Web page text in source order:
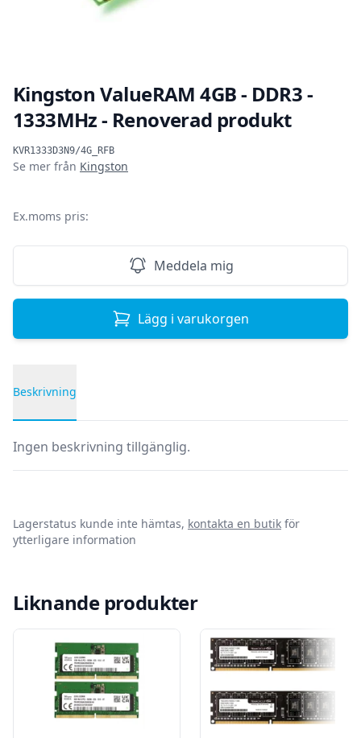
Kingston ValueRAM 4GB - DDR3 -
1333MHz - Renoverad produkt
KVR1333D3N9/4G_RFB
Produktinformation
Se mer från Kingston
Ex.moms pris:
Meddela mig
Lägg i varukorgen
Beskrivning
Ingen beskrivning tillgänglig.
Lagerstatus kunde inte hämtas, kontakta en butik för
ytterligare information
Liknande produkter